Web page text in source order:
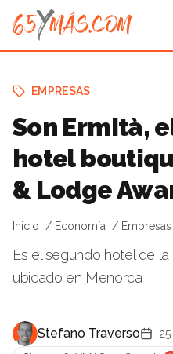
EMPRESAS
Son Ermità,
hotel
& Lodge
Inicio Economía Empresas
Es el segundo hotel de
ubicado en Menorca
Stefano Traverso